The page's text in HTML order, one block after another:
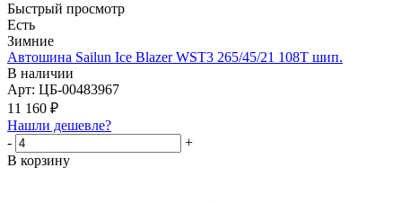
Быстрый просмотр
Есть
Зимние
Автошина Sailun Ice Blazer WST3 265/45/21 108T шип.
В наличии
Арт: ЦБ-00483967
11 160 ₽
Нашли дешевле?
-
+
В корзину